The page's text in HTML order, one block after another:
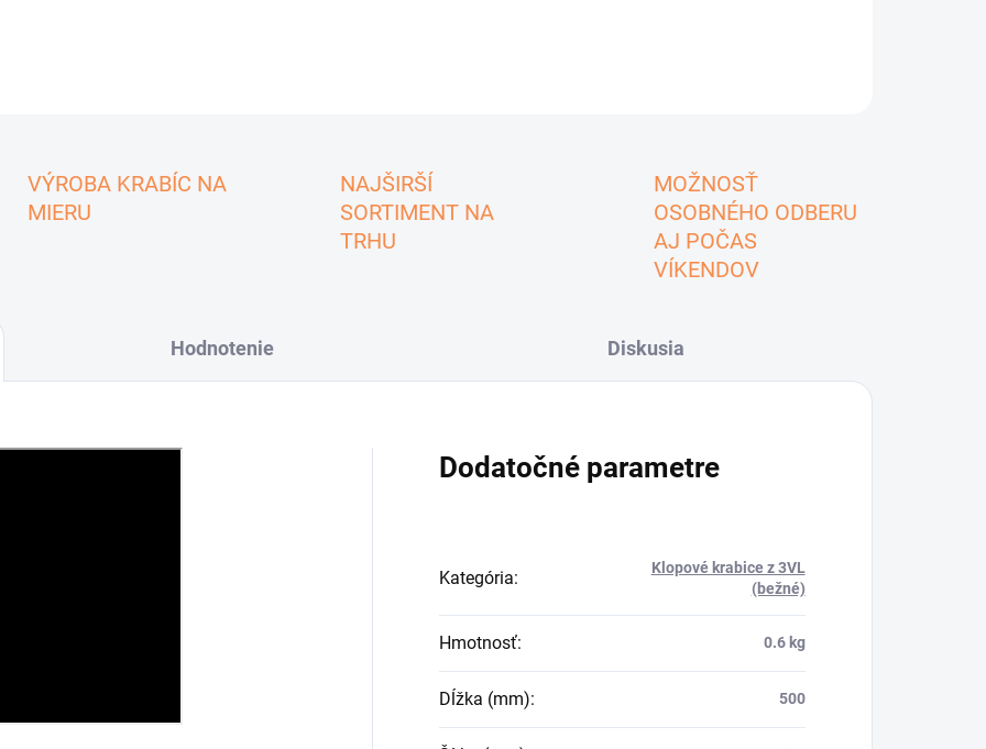
VÝROBA KRABÍC NA
MIERU
NAJŠIRŠÍ
SORTIMENT NA
TRHU
MOŽNOSŤ
OSOBNÉHO ODBERU
AJ POČAS
VÍKENDOV
Hodnotenie Diskusia
Dodatočné parametre
Kategória:
Klopové krabice z 3VL
(bežné)
Hmotnosť: 0.6 kg
Dĺžka (mm): 500